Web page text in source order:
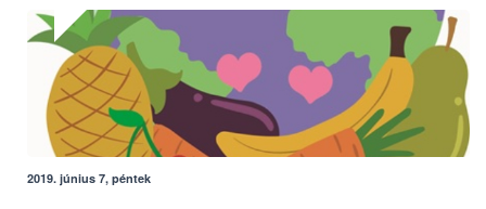
2019. június 7, péntek